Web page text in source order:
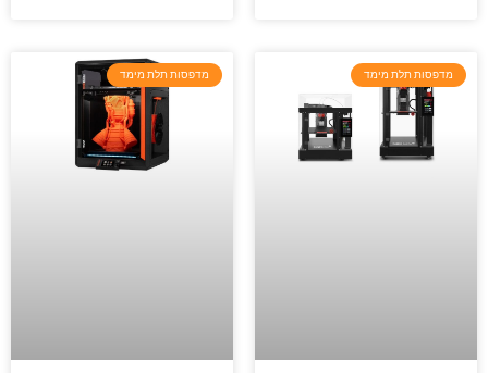
מדפסות תלת מימד מדפסות תלת מימד